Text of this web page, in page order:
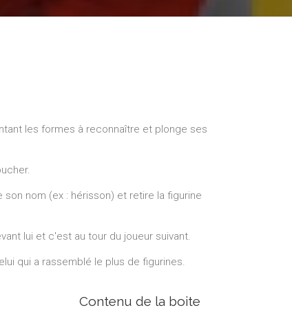
les formes à reconnaître et plonge ses
nom (ex : hérisson) et retire la figurine
lui et c'est au tour du joueur suivant.
qui a rassemblé le plus de figurines.
Contenu de la boite